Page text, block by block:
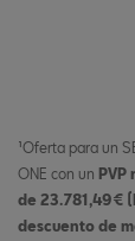
¹Oferta para un
ONE con un
de 23.781,49€
descuento de